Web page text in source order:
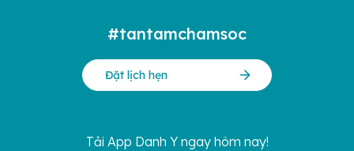
#tantamchamsoc
Đặt lịch hẹn
Tải App Danh Y ngay hôm nay!